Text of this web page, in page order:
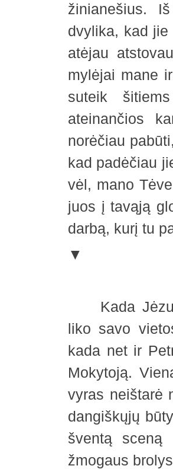
žinianešius.
dvylika, kad
atėjau
mylėjai mane
suteik
ateinančios
norėčiau
kad padėčiau
vėl, mano
juos į tavąją
darbą, kurį tu
▼
Kada Jėzus
liko savo
kada net ir
Mokytoją.
vyras neištarė
dangiškųjų
šventą sceną
žmogaus